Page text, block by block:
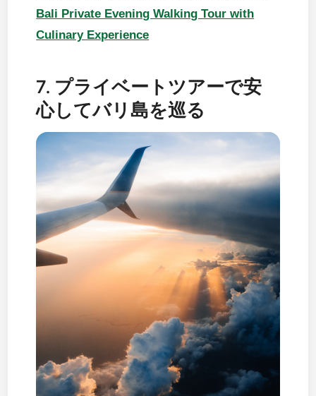
Bali Private Evening Walking Tour with
Culinary Experience
7. プライベートツアーで安
心してバリ島を巡る